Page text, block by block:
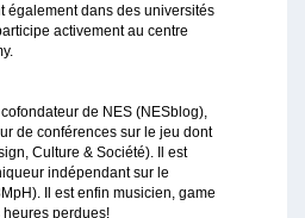
également dans des universités
activement au centre
de NES (NESblog),
de conférences sur le jeu dont
Culture & Société). Il est
indépendant sur le
Il est enfin musicien, game
perdues!